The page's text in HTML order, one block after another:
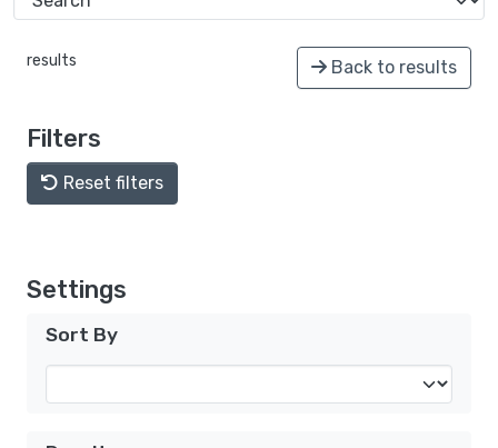
results Back to results
Filters
Reset filters
Settings
Sort By